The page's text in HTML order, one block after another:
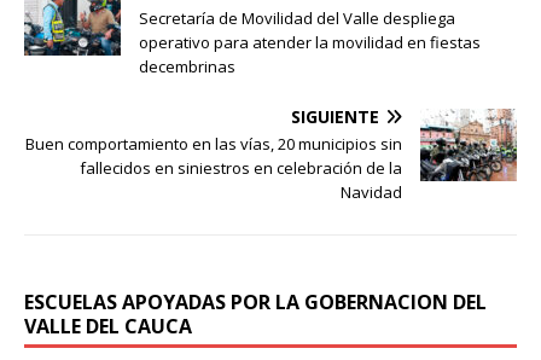
Secretaría de Movilidad del Valle despliega
operativo para atender la movilidad en fiestas
decembrinas
SIGUIENTE
Buen comportamiento en las vías, 20 municipios sin
fallecidos en siniestros en celebración de la
Navidad
ESCUELAS APOYADAS POR LA GOBERNACION DEL
VALLE DEL CAUCA